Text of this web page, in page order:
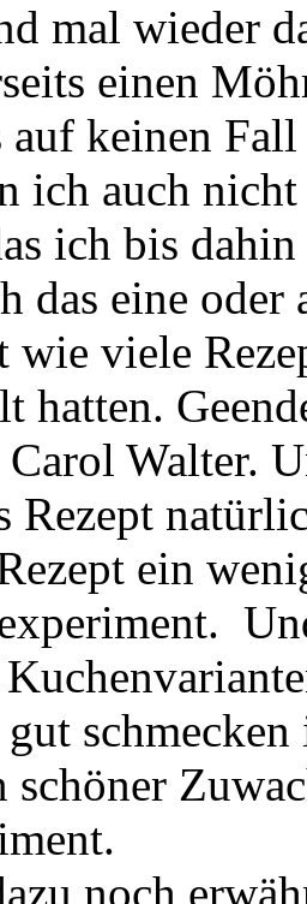
mal wieder
einen
auf keinen
ich auch
ich bis
das eine
wie viele
hatten.
Walter.
Rezept
ein
noch